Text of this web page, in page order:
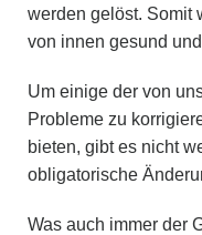
werden gelöst. Somit
von innen gesund
Um einige der von
Probleme zu
bieten, gibt es nicht
obligatorische
Was auch immer der